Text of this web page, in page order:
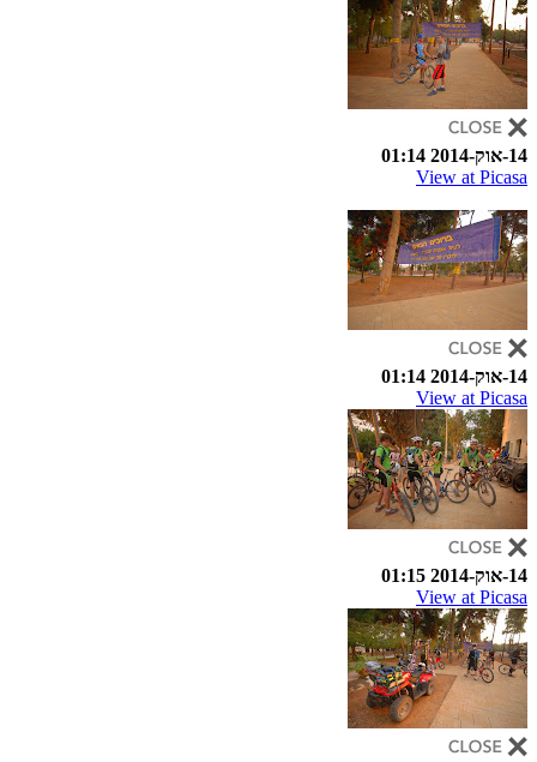
14-אוק-2014 01:14
View at Picasa
14-אוק-2014 01:14
View at Picasa
14-אוק-2014 01:15
View at Picasa